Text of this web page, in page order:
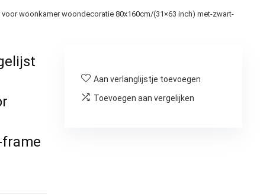
woonkamer woondecoratie 80x160cm/(31×63 inch) met-zwart-
Aan verlanglijstje toevoegen
Toevoegen aan vergelijken